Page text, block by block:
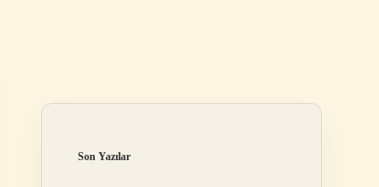
Son Yazılar